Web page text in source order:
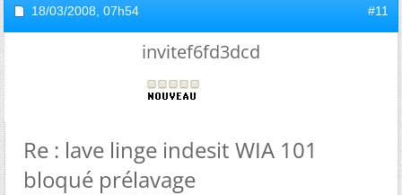
18/03/2008, 07h54 #11
invitef6fd3dcd
Re : lave linge indesit WIA 101
bloqué prélavage